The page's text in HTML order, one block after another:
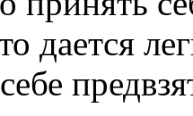
дается